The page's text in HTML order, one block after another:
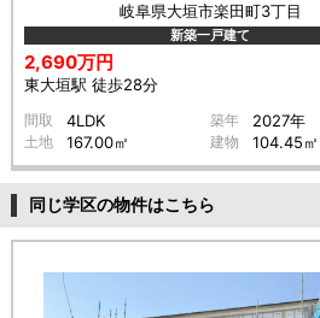
岐阜県大垣市楽田町3丁目
新築一戸建て
2,690万円
東大垣駅 徒歩28分
間取 4LDK 築年 2027年
土地 167.00㎡ 建物 104.45㎡
同じ学区の物件はこちら